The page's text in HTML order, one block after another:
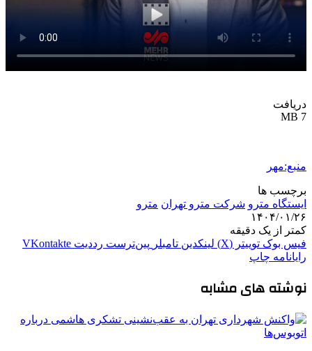
دریافت
7 MB
منبع:مهر
برچسب ها
ایستگاه مترو شرکت مترو تهران مترو
۱۴۰۴/۰۱/۲۶
کمتر از یک دقیقه
فیس بوک توییتر (X) لینکدین ‫تامبلر ‫پین‌ترست ‫رددیت ‫VKontakte
رایانامه چاپ
نوشته های مشابه